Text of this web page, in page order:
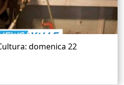
domenica 22